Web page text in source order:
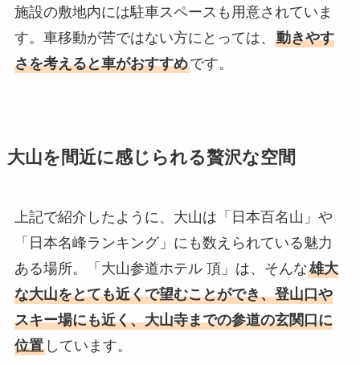
施設の敷地内には駐車スペースも用意されていま
す。車移動が苦ではない方にとっては、 動きやす
さを考えると車がおすすめです。
大山を間近に感じられる贅沢な空間
上記で紹介したように、大山は「日本百名山」や
「日本名峰ランキング」にも数えられている魅力
ある場所。「大山参道ホテル 頂」は、そんな雄大
な大山をとても近くで望むことができ、登山口や
スキー場にも近く、大山寺までの参道の玄関口に
位置しています。